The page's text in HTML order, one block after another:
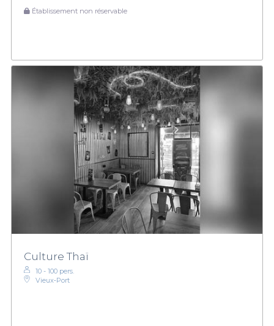
Établissement non réservable
Culture Thaï
10 - 100 pers.
Vieux‑Port